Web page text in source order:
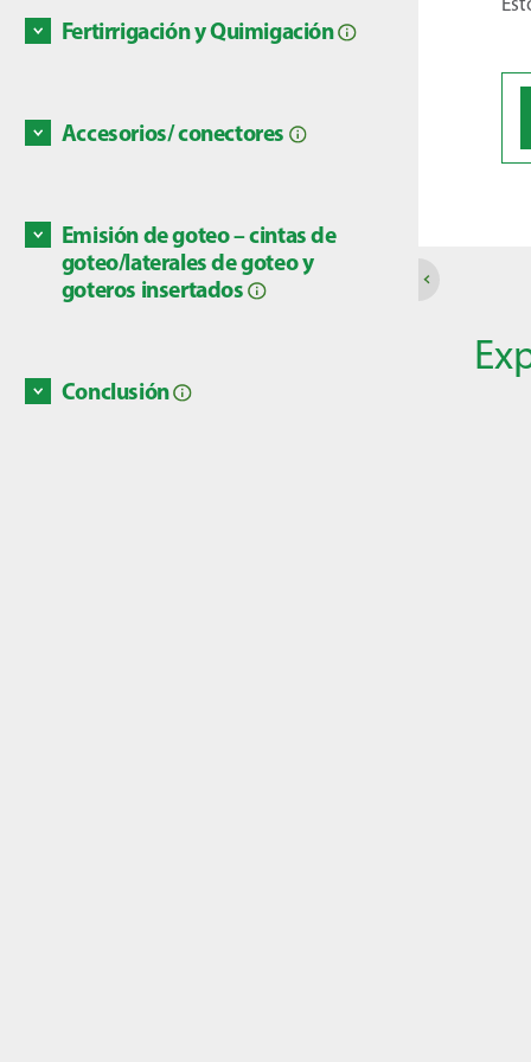
vez
Fertirrigación y Quimigación
Accesorios/ conectores
Emisión de goteo – cintas de
goteo/laterales de goteo y
goteros insertados
Conclusión